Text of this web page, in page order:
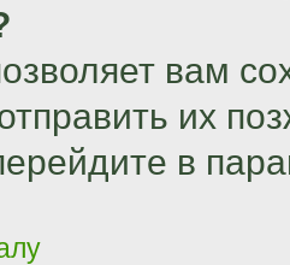
вам
их
в